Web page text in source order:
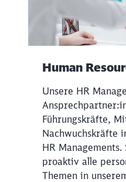
Human
Unsere HR
Führungskräfte,
Nachwuchskräfte
HR
proaktiv alle
Themen in